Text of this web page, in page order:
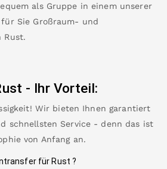
als Gruppe in einem unserer
Sie Großraum- und
Rust.
- Ihr Vorteil:
Wir bieten Ihnen garantiert
schnellsten Service - denn das ist
von Anfang an.
für Rust ?